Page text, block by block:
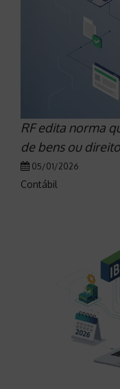
RF edita norma
de bens ou
05/01/2026
Contábil